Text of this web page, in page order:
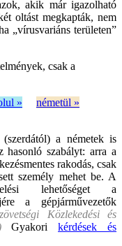
akik már igazolható
oltást megkapták, nem
„vírusvariáns területen”
csak a
»
németül »
a németek is
hasonló szabályt: arra a
rakodás, csak
személy mehet be. A
lehetőséget a
a gépjárművezetők
Közlekedési és
Gyakorikérdések és